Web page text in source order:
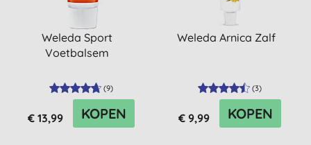
Weleda Sport
Voetbalsem
(9)
€ 13,99 KOPEN
Weleda Arnica Zalf
(3)
€ 9,99 KOPEN